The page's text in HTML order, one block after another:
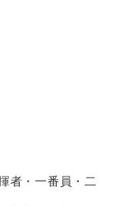
者・一番員・二